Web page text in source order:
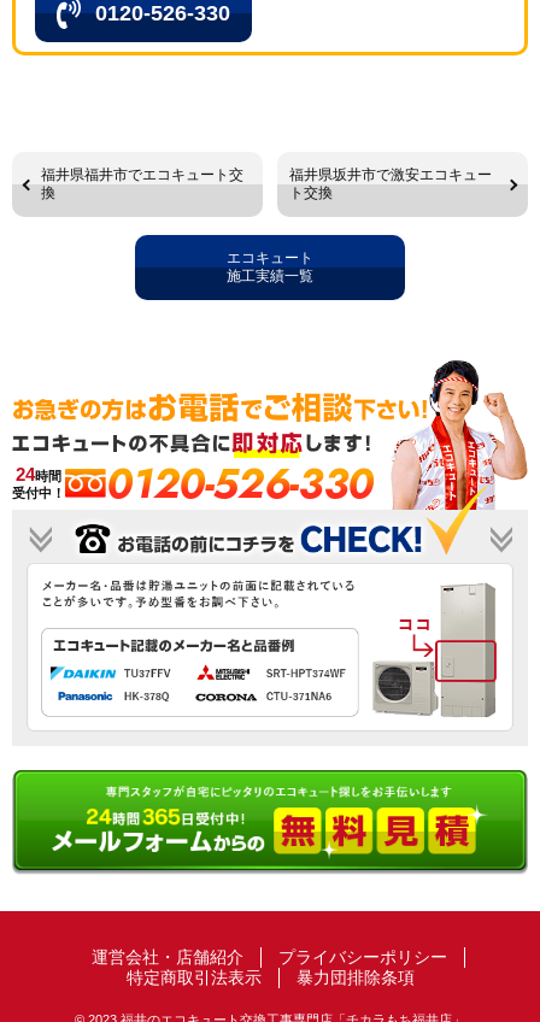
0120-526-330
福井県福井市でエコキュート交
換
福井県坂井市で激安エコキュー
ト交換
エコキュート
施工実績一覧
24時間
受付中！
0120-526-330
運営会社・店舗紹介
プライバシーポリシー
特定商取引法表示
暴力団排除条項